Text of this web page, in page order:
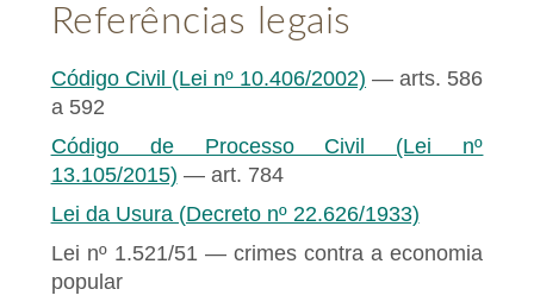
Referências legais
Código Civil (Lei nº 10.406/2002) — arts. 586
a 592
Código de Processo Civil (Lei nº
13.105/2015) — art. 784
Lei da Usura (Decreto nº 22.626/1933)
Lei nº 1.521/51 — crimes contra a economia
popular